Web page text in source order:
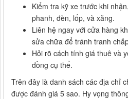
Kiểm tra kỹ xe trước khi
phanh, đèn, lốp, và xăng.
Liên hệ ngay với cửa hàng
sửa chữa để tránh tranh
Hỏi rõ cách tính giá thuê và
đồng cụ thể.
Trên đây là danh sách các địa chỉ
được đánh giá 5 sao. Hy vọng